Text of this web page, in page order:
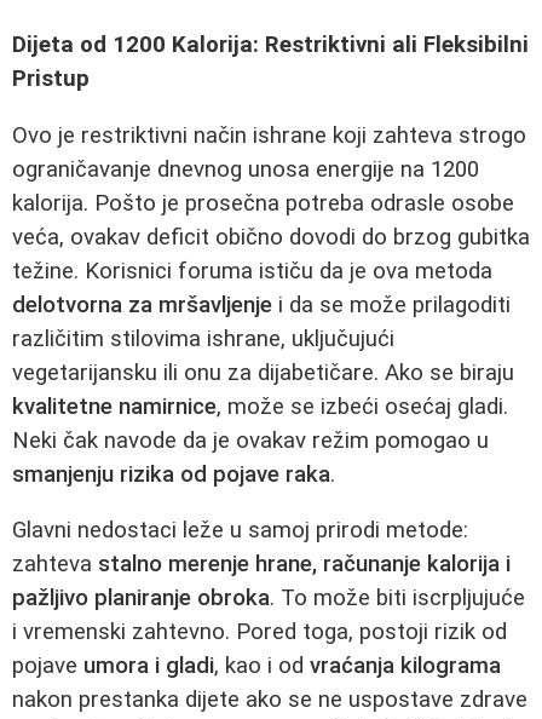
Dijeta od 1200 Kalorija: Restriktivni ali Fleksibilni
Pristup
Ovo je restriktivni način ishrane koji zahteva strogo
ograničavanje dnevnog unosa energije na 1200
kalorija. Pošto je prosečna potreba odrasle osobe
veća, ovakav deficit obično dovodi do brzog gubitka
težine. Korisnici foruma ističu da je ova metoda
delotvorna za mršavljenje i da se može prilagoditi
različitim stilovima ishrane, uključujući
vegetarijansku ili onu za dijabetičare. Ako se biraju
kvalitetne namirnice, može se izbeći osećaj gladi.
Neki čak navode da je ovakav režim pomogao u
smanjenju rizika od pojave raka.
Glavni nedostaci leže u samoj prirodi metode:
zahteva stalno merenje hrane, računanje kalorija i
pažljivo planiranje obroka. To može biti iscrpljujuće
i vremenski zahtevno. Pored toga, postoji rizik od
pojave umora i gladi, kao i od vraćanja kilograma
nakon prestanka dijete ako se ne uspostave zdrave